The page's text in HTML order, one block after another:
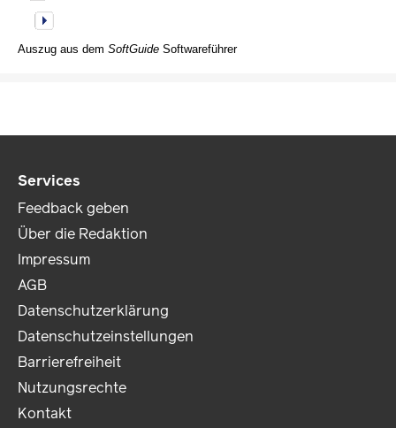
Auszug aus dem SoftGuide Softwareführer
Services
Feedback geben
Über die Redaktion
Impressum
AGB
Datenschutzerklärung
Datenschutzeinstellungen
Barrierefreiheit
Nutzungsrechte
Kontakt